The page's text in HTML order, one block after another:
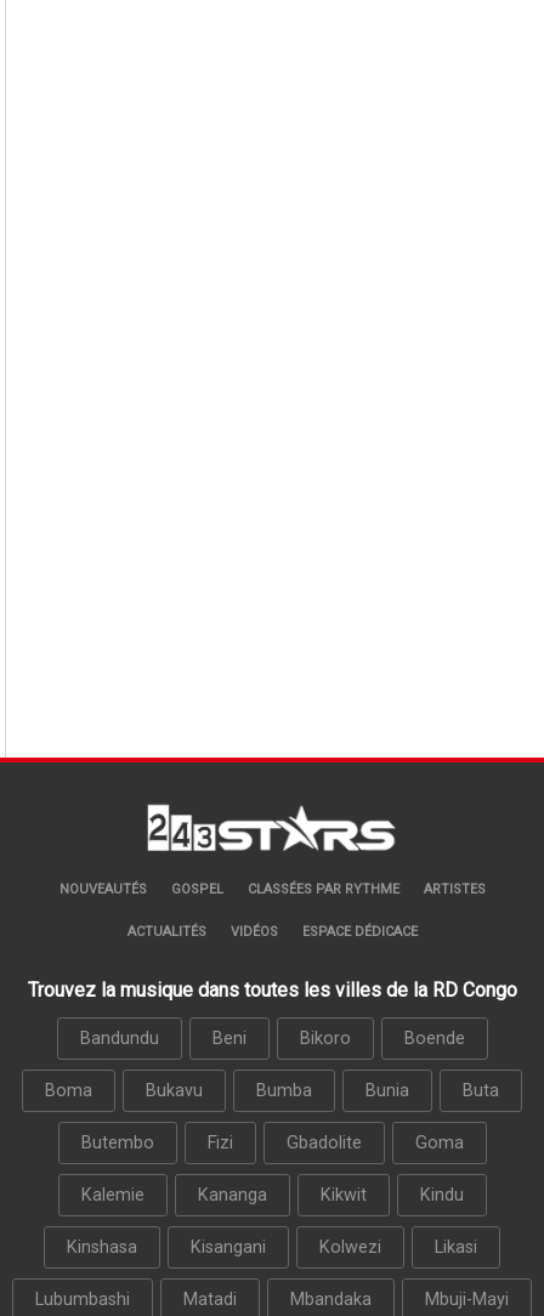
NOUVEAUTÉS GOSPEL CLASSÉES PAR RYTHME ARTISTES
ACTUALITÉS VIDÉOS ESPACE DÉDICACE
Trouvez la musique dans toutes les villes de la RD Congo
Bandundu Beni Bikoro Boende
Boma Bukavu Bumba Bunia Buta
Butembo Fizi Gbadolite Goma
Kalemie Kananga Kikwit Kindu
Kinshasa Kisangani Kolwezi Likasi
Lubumbashi Matadi Mbandaka Mbuji-Mayi